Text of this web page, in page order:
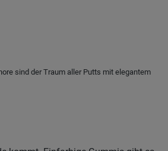
sind der Traum aller Putts mit elegantem